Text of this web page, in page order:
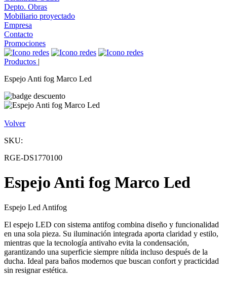
Depto. Obras
Mobiliario proyectado
Empresa
Contacto
Promociones
Productos |
Espejo Anti fog Marco Led
Volver
SKU:
RGE-DS1770100
Espejo Anti fog Marco Led
Espejo Led Antifog
El espejo LED con sistema antifog combina diseño y funcionalidad
en una sola pieza. Su iluminación integrada aporta claridad y estilo,
mientras que la tecnología antivaho evita la condensación,
garantizando una superficie siempre nítida incluso después de la
ducha. Ideal para baños modernos que buscan confort y practicidad
sin resignar estética.